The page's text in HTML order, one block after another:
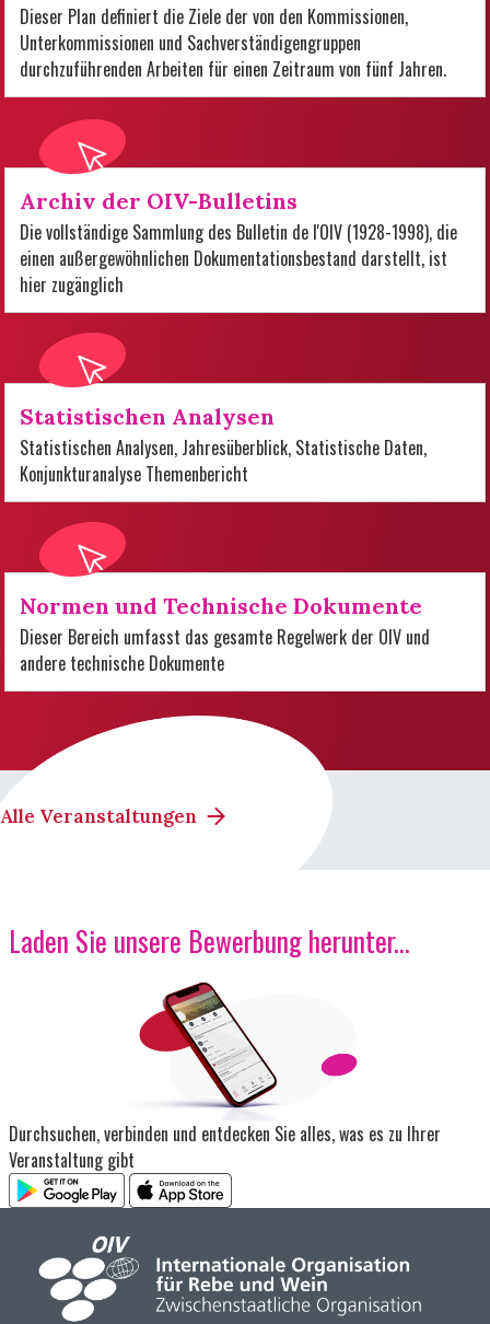
Dieser Plan definiert die Ziele der von den Kommissionen,
Unterkommissionen und Sachverständigengruppen
durchzuführenden Arbeiten für einen Zeitraum von fünf Jahren.
Archiv der OIV-Bulletins
Die vollständige Sammlung des Bulletin de l'OIV (1928-1998), die
einen außergewöhnlichen Dokumentationsbestand darstellt, ist
hier zugänglich
Statistischen Analysen
Statistischen Analysen, Jahresüberblick, Statistische Daten,
Konjunkturanalyse Themenbericht
Normen und Technische Dokumente
Dieser Bereich umfasst das gesamte Regelwerk der OIV und
andere technische Dokumente
Alle Veranstaltungen
Laden Sie unsere Bewerbung herunter...
Durchsuchen, verbinden und entdecken Sie alles, was es zu Ihrer
Veranstaltung gibt